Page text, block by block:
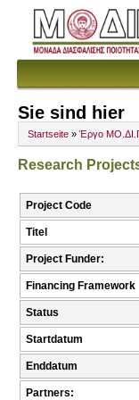
Sie sind hier
Startseite » Έργο
Research
Project Code
Titel
Project Funder:
Financing Framework
Status
Startdatum
Enddatum
Partners: